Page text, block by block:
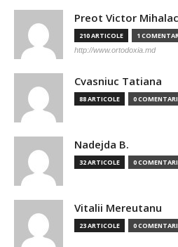
Preot Victor
210 ARTICOLE 1
http://www.ortodoxia.md
Cvasniuc Tatiana
88 ARTICOLE 0
Nadejda B.
32 ARTICOLE 0
Vitalii Mereutanu
23 ARTICOLE 0